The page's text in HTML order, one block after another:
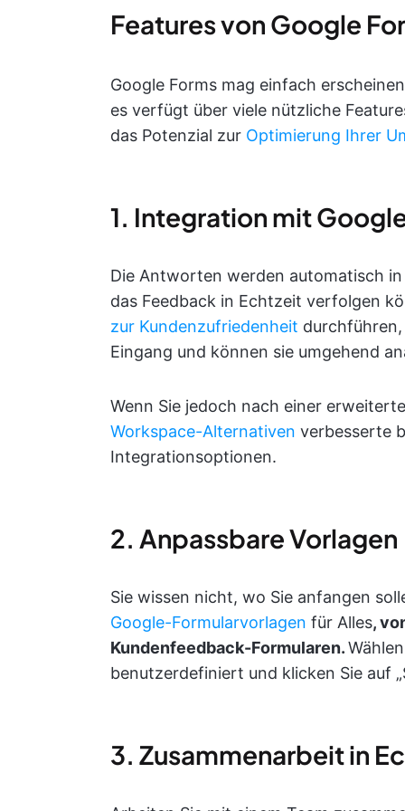
Features von Google
Google Forms mag einfach
es verfügt über viele nützliche
das Potenzial zur Optimierung Ihrer
1. Integration mit
Die Antworten werden automatisch
das Feedback in Echtzeit verfolgen
zur Kundenzufriedenheit
Eingang und können sie umgehend
Wenn Sie jedoch nach einer
Workspace-Alternativen verbesserte
Integrationsoptionen.
2. Anpassbare Vorlagen
Sie wissen nicht, wo Sie anfangen
Google-Formularvorlagen für Alles,
Kundenfeedback-Formularen.
benutzerdefiniert und klicken Sie auf
3. Zusammenarbeit in